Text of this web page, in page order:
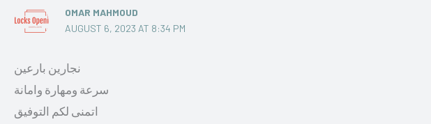
OMAR MAHMOUD
AUGUST 6, 2023 AT 8:34 PM
نجارين بارعين
سرعة ومهارة وامانة
اتمنى لكم التوفيق